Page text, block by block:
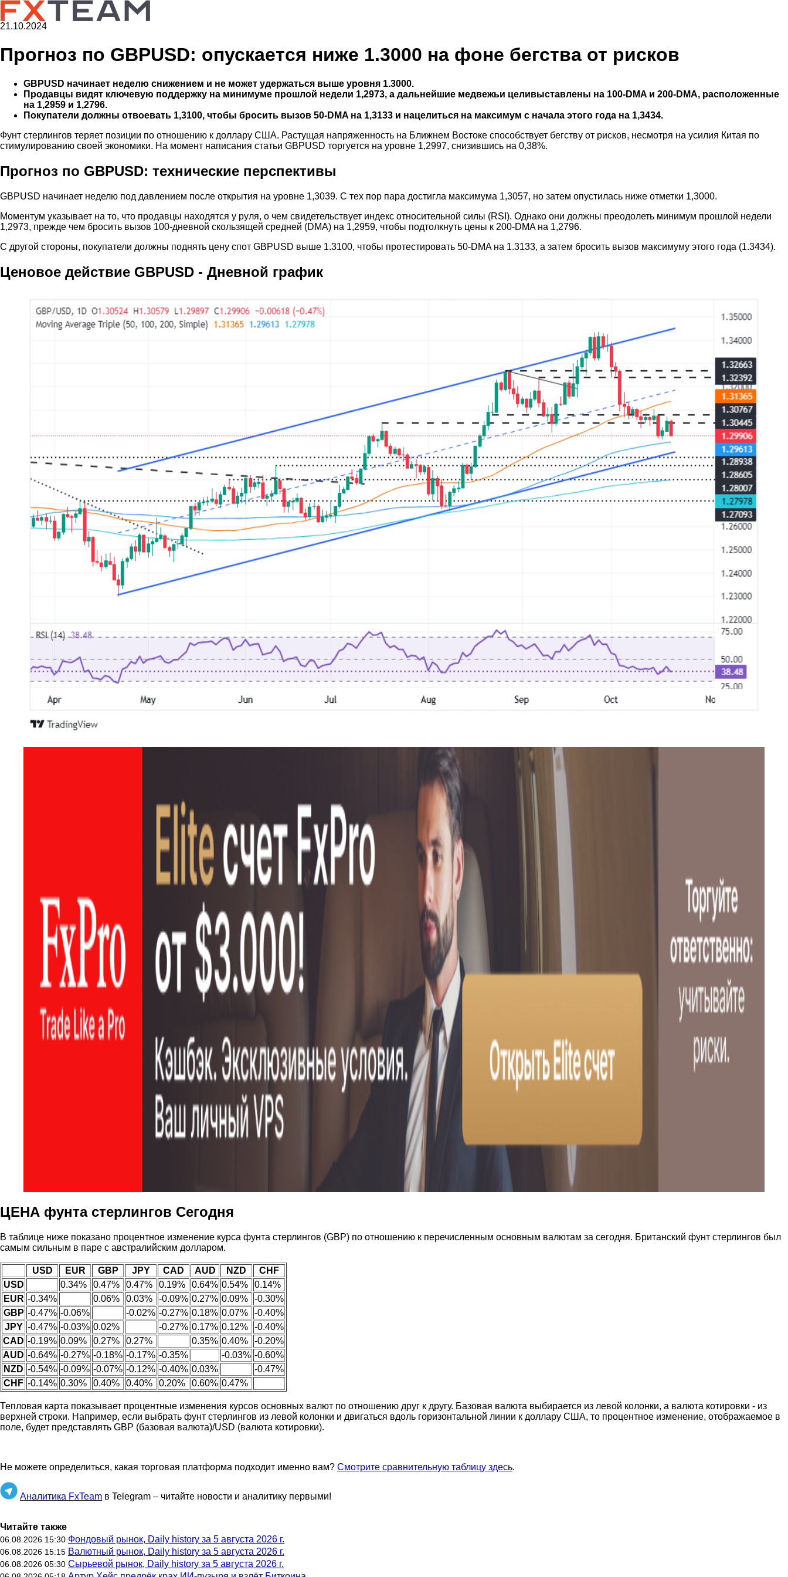
21.10.2024
Прогноз по GBPUSD: опускается ниже 1.3000 на фоне бегства от рисков
GBPUSD начинает неделю снижением и не может удержаться выше уровня 1.3000.
Продавцы видят ключевую поддержку на минимуме прошлой недели 1,2973, а дальнейшие медвежьи целивыставлены на 100-DMA и 200-DMA, расположенные
на 1,2959 и 1,2796.
Покупатели должны отвоевать 1,3100, чтобы бросить вызов 50-DMA на 1,3133 и нацелиться на максимум с начала этого года на 1,3434.
Фунт стерлингов теряет позиции по отношению к доллару США. Растущая напряженность на Ближнем Востоке способствует бегству от рисков, несмотря на усилия Китая по
стимулированию своей экономики. На момент написания статьи GBPUSD торгуется на уровне 1,2997, снизившись на 0,38%.
Прогноз по GBPUSD: технические перспективы
GBPUSD начинает неделю под давлением после открытия на уровне 1,3039. С тех пор пара достигла максимума 1,3057, но затем опустилась ниже отметки 1,3000.
Моментум указывает на то, что продавцы находятся у руля, о чем свидетельствует индекс относительной силы (RSI). Однако они должны преодолеть минимум прошлой недели
1,2973, прежде чем бросить вызов 100-дневной скользящей средней (DMA) на 1,2959, чтобы подтолкнуть цены к 200-DMA на 1,2796.
С другой стороны, покупатели должны поднять цену спот GBPUSD выше 1.3100, чтобы протестировать 50-DMA на 1.3133, а затем бросить вызов максимуму этого года (1.3434).
Ценовое действие GBPUSD - Дневной график
ЦЕНА фунта стерлингов Сегодня
В таблице ниже показано процентное изменение курса фунта стерлингов (GBP) по отношению к перечисленным основным валютам за сегодня. Британский фунт стерлингов был
самым сильным в паре с австралийским долларом.
USD EUR GBP JPY CAD AUD NZD
CHF
USD
0.34% 0.47% 0.47% 0.19% 0.64% 0.54%
0.14%
EUR -0.34% 0.06% 0.03% -0.09% 0.27% 0.09%
-0.30%
GBP -0.47% -0.06% -0.02% -0.27% 0.18% 0.07%
-0.40%
JPY -0.47% -0.03% 0.02% -0.27% 0.17% 0.12%
-0.40%
CAD -0.19% 0.09% 0.27% 0.27% 0.35% 0.40%
-0.20%
AUD -0.64% -0.27% -0.18% -0.17% -0.35% -0.03% -0.60%
NZD -0.54% -0.09% -0.07% -0.12% -0.40% 0.03%
-0.47%
CHF -0.14% 0.30% 0.40% 0.40% 0.20% 0.60% 0.47%
Тепловая карта показывает процентные изменения курсов основных валют по отношению друг к другу. Базовая валюта выбирается из левой колонки, а валюта котировки - из
верхней строки. Например, если выбрать фунт стерлингов из левой колонки и двигаться вдоль горизонтальной линии к доллару США, то процентное изменение, отображаемое в
поле, будет представлять GBP (базовая валюта)/USD (валюта котировки).
Не можете определиться, какая торговая платформа подходит именно вам? Смотрите сравнительную таблицу здесь.
Аналитика FxTeam в Telegram – читайте новости и аналитику первыми!
Читайте также
06.08.2026 15:30 Фондовый рынок, Daily history за 5 августа 2026 г.
06.08.2026 15:15 Валютный рынок, Daily history за 5 августа 2026 г.
06.08.2026 05:30 Сырьевой рынок, Daily history за 5 августа 2026 г.